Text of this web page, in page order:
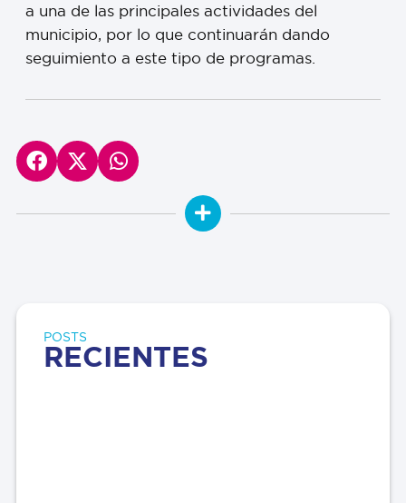
a una de las principales actividades del
municipio, por lo que continuarán dando
seguimiento a este tipo de programas.
POSTS
RECIENTES